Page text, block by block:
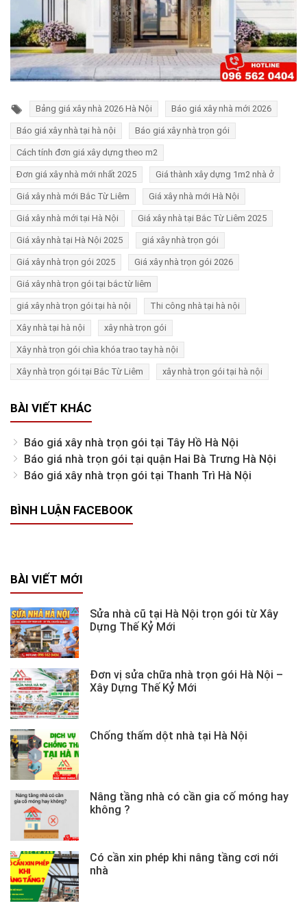
Bảng giá xây nhà 2026 Hà Nội Báo giá xây nhà mới 2026
Báo giá xây nhà tại hà nội Báo giá xây nhà trọn gói
Cách tính đơn giá xây dựng theo m2
Đơn giá xây nhà mới nhất 2025 Giá thành xây dựng 1m2 nhà ở
Giá xây nhà mới Bắc Từ Liêm Giá xây nhà mới Hà Nội
Giá xây nhà mới tại Hà Nội Giá xây nhà tại Bắc Từ Liêm 2025
Giá xây nhà tại Hà Nội 2025 giá xây nhà trọn gói
Giá xây nhà trọn gói 2025 Giá xây nhà trọn gói 2026
Giá xây nhà trọn gói tại bắc từ liêm
giá xây nhà trọn gói tại hà nội Thi công nhà tại hà nội
Xây nhà tại hà nội xây nhà trọn gói
Xây nhà trọn gói chìa khóa trao tay hà nội
Xây nhà trọn gói tại Bắc Từ Liêm xây nhà trọn gói tại hà nội
BÀI VIẾT KHÁC
Báo giá xây nhà trọn gói tại Tây Hồ Hà Nội
Báo giá nhà trọn gói tại quận Hai Bà Trưng Hà Nội
Báo giá xây nhà trọn gói tại Thanh Trì Hà Nội
BÌNH LUẬN FACEBOOK
BÀI VIẾT MỚI
Sửa nhà cũ tại Hà Nội trọn gói từ Xây
Dựng Thế Kỷ Mới
Đơn vị sửa chữa nhà trọn gói Hà Nội –
Xây Dựng Thế Kỷ Mới
Chống thấm dột nhà tại Hà Nội
Nâng tầng nhà có cần gia cố móng hay
không ?
Có cần xin phép khi nâng tầng cơi nới
nhà